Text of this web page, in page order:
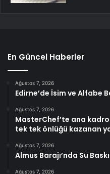
En Güncel Haberler
Ağustos 7, 2026
Edirne’de İsim ve Alfabe
Ağustos 7, 2026
MasterChef’te ana
tek tek önlüğü kazanan
Ağustos 7, 2026
Almus Barajı’nda Su
Ağustos 7, 2026